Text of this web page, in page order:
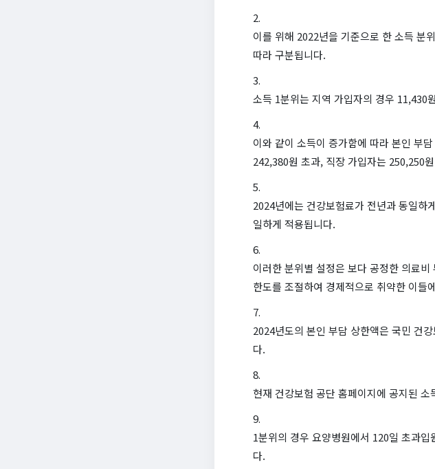
이를 위해 2022년을 기준으로 한 소득 분
따라 구분됩니다.
소득 1분위는 지역 가입자의 경우 11,430
이와 같이 소득이 증가함에 따라 본인 부
242,380원 초과, 직장 가입자는 250,250
2024년에는 건강보험료가 전년과 동일하
일하게 적용됩니다.
이러한 분위별 설정은 보다 공정한 의료
한도를 조절하여 경제적으로 취약한 이들
2024년도의 본인 부담 상한액은 국민 건
다.
현재 건강보험 공단 홈페이지에 공지된
1분위의 경우 요양병원에서 120일 초과
다.